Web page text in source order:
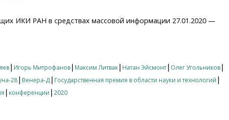
ИКИ РАН в средствах массовой информации 27.01.2020 —
| Игорь Митрофанов| Максим Литвак| Натан Эйсмонт| Олег Угольников|
28| Венера-Д| Государственная премия в области науки и технологий |
| конференции | 2020